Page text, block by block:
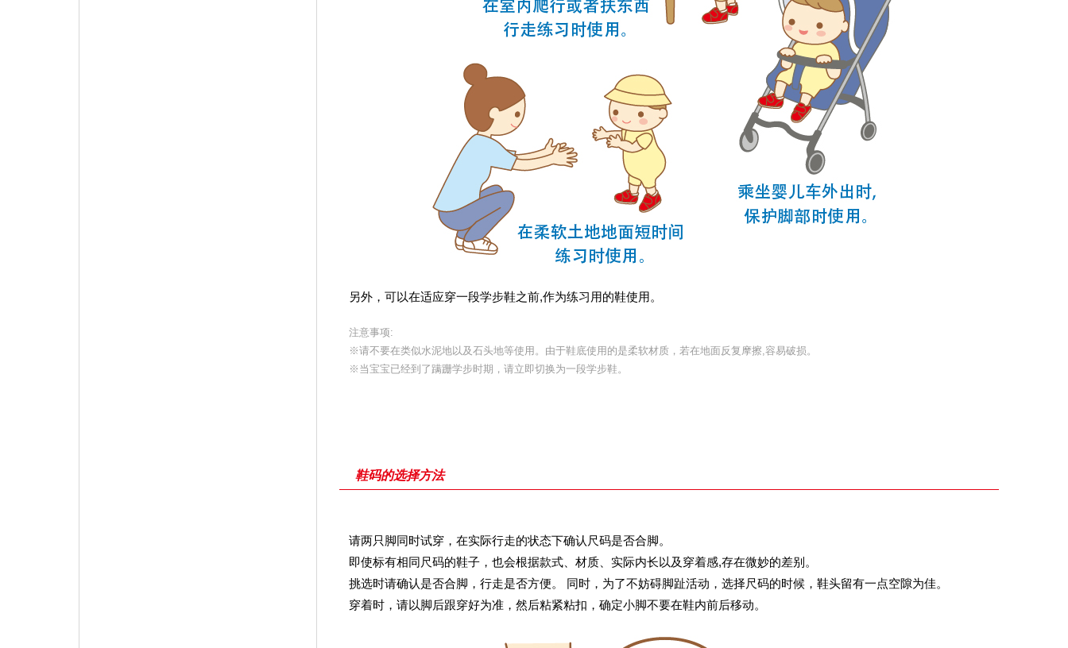
另外，可以在适应穿一段学步鞋之前,作为练习用的鞋使用。
注意事项:
※请不要在类似水泥地以及石头地等使用。由于鞋底使用的是柔软材质，若在地面反复摩擦,容易破损。
※当宝宝已经到了蹒跚学步时期，请立即切换为一段学步鞋。
鞋码的选择方法
请两只脚同时试穿，在实际行走的状态下确认尺码是否合脚。
即使标有相同尺码的鞋子，也会根据款式、材质、实际内长以及穿着感,存在微妙的差别。
挑选时请确认是否合脚，行走是否方便。 同时，为了不妨碍脚趾活动，选择尺码的时候，鞋头留有一点空隙为佳。
穿着时，请以脚后跟穿好为准，然后粘紧粘扣，确定小脚不要在鞋内前后移动。